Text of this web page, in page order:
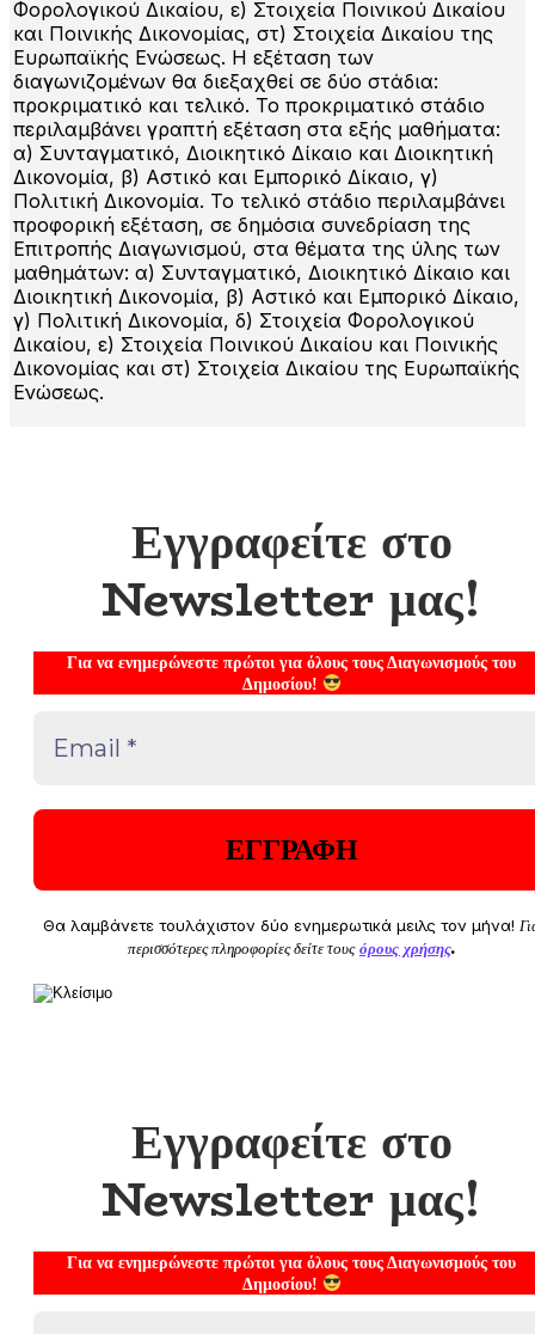
Φορολογικού Δικαίου, ε) Στοιχεία Ποινικού Δικαίου
και Ποινικής Δικονομίας, στ) Στοιχεία Δικαίου της
Ευρωπαϊκής Ενώσεως. Η εξέταση των
διαγωνιζομένων θα διεξαχθεί σε δύο στάδια:
προκριματικό και τελικό. Το προκριματικό στάδιο
περιλαμβάνει γραπτή εξέταση στα εξής μαθήματα:
α) Συνταγματικό, Διοικητικό Δίκαιο και Διοικητική
Δικονομία, β) Αστικό και Εμπορικό Δίκαιο, γ)
Πολιτική Δικονομία. Το τελικό στάδιο περιλαμβάνει
προφορική εξέταση, σε δημόσια συνεδρίαση της
Επιτροπής Διαγωνισμού, στα θέματα της ύλης των
μαθημάτων: α) Συνταγματικό, Διοικητικό Δίκαιο και
Διοικητική Δικονομία, β) Αστικό και Εμπορικό Δίκαιο,
γ) Πολιτική Δικονομία, δ) Στοιχεία Φορολογικού
Δικαίου, ε) Στοιχεία Ποινικού Δικαίου και Ποινικής
Δικονομίας και στ) Στοιχεία Δικαίου της Ευρωπαϊκής
Ενώσεως.
Εγγραφείτε στο
Newsletter μας!
Για να ενημερώνεστε πρώτοι για όλους τους Διαγωνισμούς του
Δημοσίου!
Θα λαμβάνετε τουλάχιστον δύο ενημερωτικά μειλς τον μήνα!
περισσότερες πληροφορίες δείτε τους όρους χρήσης.
Εγγραφείτε στο
Newsletter μας!
Για να ενημερώνεστε πρώτοι για όλους τους Διαγωνισμούς του
Δημοσίου!